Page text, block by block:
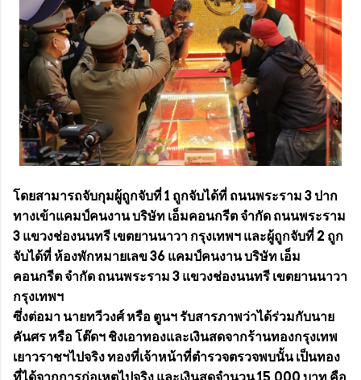
โดยสามารถจับกุมผู้ถูกจับที่ 1 ถูกจับได้ที่ ถนนพระราม 3 ปาก
ทางเข้าแคมป์คนงาน บริษัท เอ็มคอนกรีต จำกัด ถนนพระราม
3 แขวงช่องนนทรี เขตยานนาวา กรุงเทพฯ และผู้ถูกจับที่ 2 ถูก
จับได้ที่ ห้องพักหมายเลข 36 แคมป์คนงาน บริษัท เอ็ม
คอนกรีต จำกัด ถนนพระราม 3 แขวงช่องนนทรี เขตยานนาวา
กรุงเทพฯ
ซึ่งต่อมา นายทวีวงศ์ หรือ ตูนฯ รับสารภาพว่าได้ร่วมกับนาย
คันศร หรือ โต๊ดฯ ชิงเอาทองและเงินสดจากร้านทองกรุงเทพ
เยาวราชฯไปจริง ทองที่เจ้าหน้าที่ตำรวจตรวจพบนั้น เป็นทอง